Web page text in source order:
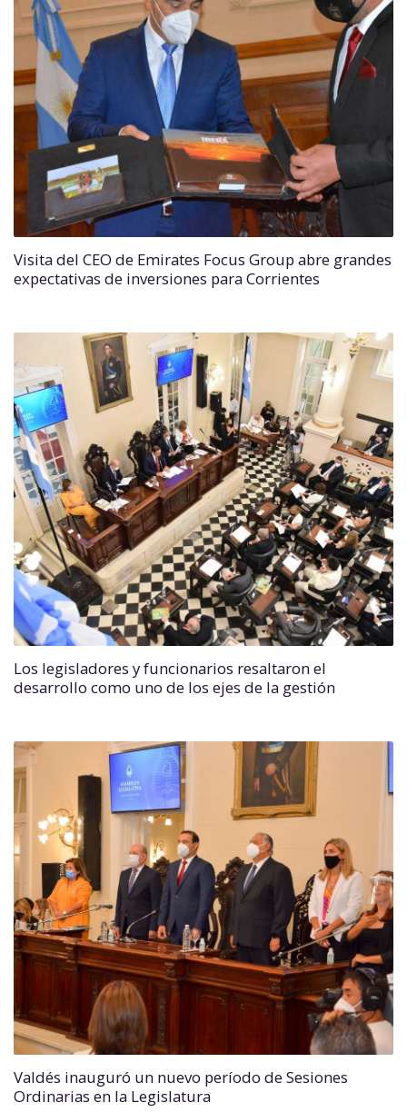
Visita del CEO de Emirates Focus Group abre grandes
expectativas de inversiones para Corrientes
Los legisladores y funcionarios resaltaron el
desarrollo como uno de los ejes de la gestión
Valdés inauguró un nuevo período de Sesiones
Ordinarias en la Legislatura